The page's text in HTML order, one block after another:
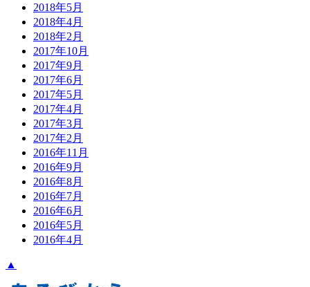
2018年5月
2018年4月
2018年2月
2017年10月
2017年9月
2017年6月
2017年5月
2017年4月
2017年3月
2017年2月
2016年11月
2016年9月
2016年8月
2016年7月
2016年6月
2016年5月
2016年4月
▲